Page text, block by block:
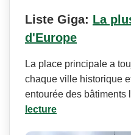
Liste Giga: La
d'Europe
La place principale a
chaque ville historique
entourée des
lecture